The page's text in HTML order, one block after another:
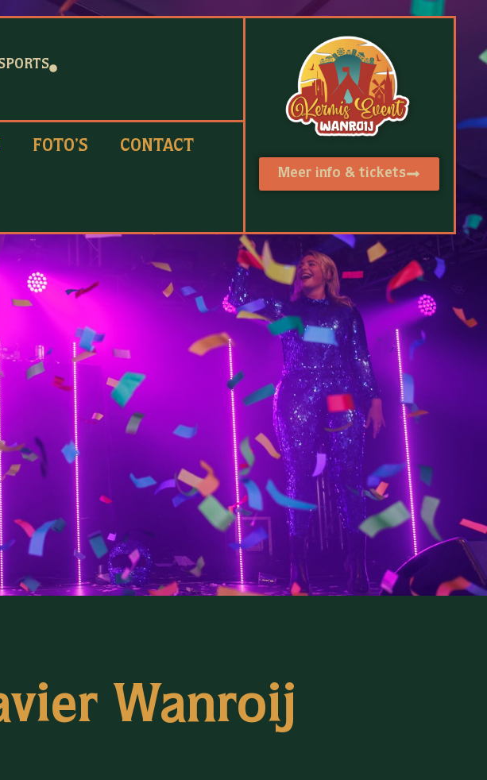
FOTO’S CONTACT
Meer info & tickets
Wanroij